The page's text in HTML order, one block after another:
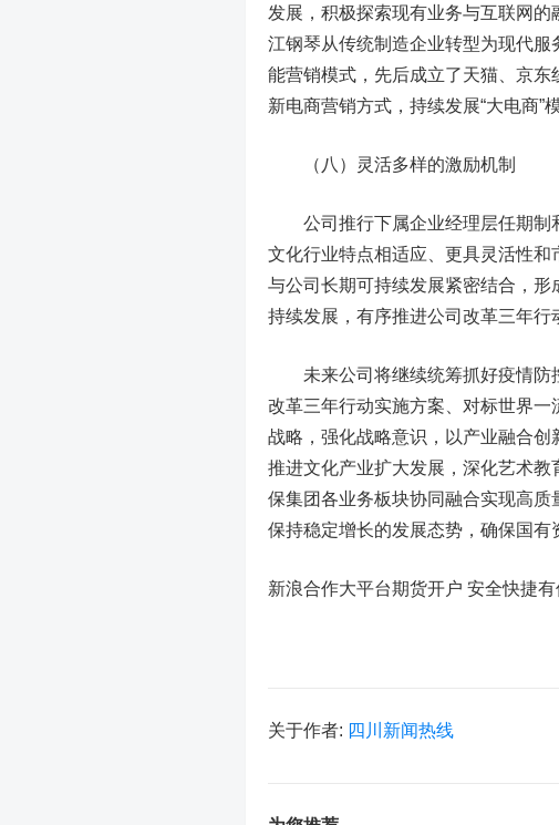
发展，积极探索现有业务与互联网
江钢琴从传统制造企业转型为现代
能营销模式，先后成立了天猫、京东
新电商营销方式，持续发展“大电商”模
（八）灵活多样的激励机制
公司推行下属企业经理层任期制
文化行业特点相适应、更具灵活性
与公司长期可持续发展紧密结合，
持续发展，有序推进公司改革三年行
未来公司将继续统筹抓好疫情防控
改革三年行动实施方案、对标世界
战略，强化战略意识，以产业融合创
推进文化产业扩大发展，深化艺术
保集团各业务板块协同融合实现高质
保持稳定增长的发展态势，确保国有
新浪合作大平台期货开户 安全快捷
关于作者: 四川新闻热线